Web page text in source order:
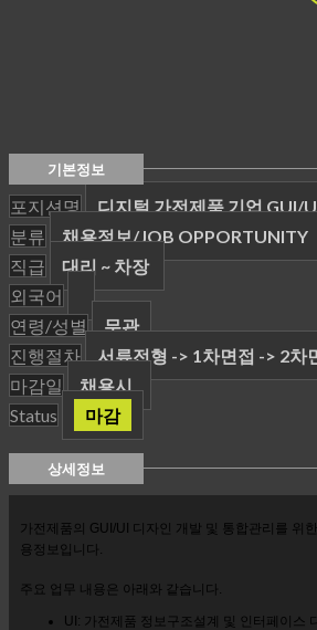
기본정보
포지션명
디지털 가전제품 기업 GUI/
분류
채용정보/JOB OPPORTUNITY
직급
대리 ~ 차장
외국어
연령/성별
무관
진행절차
서류전형 -> 1차면접 -> 2차
마감일
채용시
Status
마감
상세정보
가전제품의 GUI/UI 디자인 개발 및 통합관리를 위
용정보입니다.
주요 업무 내용은 아래와 같습니다.
UI: 가전제품 정보구조설계 및 인터페이스